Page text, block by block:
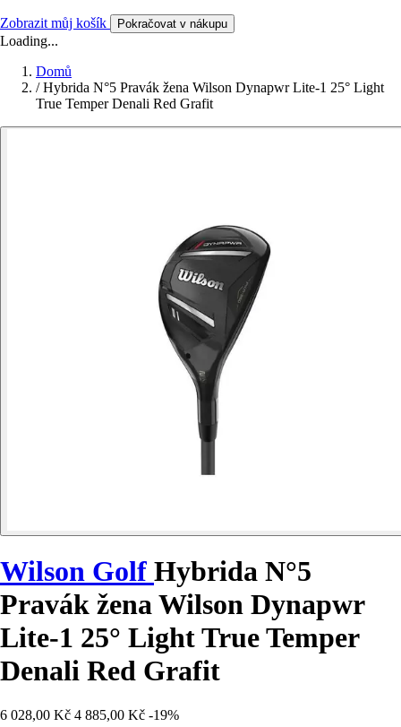
Zobrazit můj košík Pokračovat v nákupu
Loading...
Domů
/ Hybrida N°5 Pravák žena Wilson Dynapwr Lite-1 25° Light
True Temper Denali Red Grafit
Wilson Golf Hybrida N°5
Pravák žena Wilson Dynapwr
Lite-1 25° Light True Temper
Denali Red Grafit
6 028,00 Kč 4 885,00 Kč -19%